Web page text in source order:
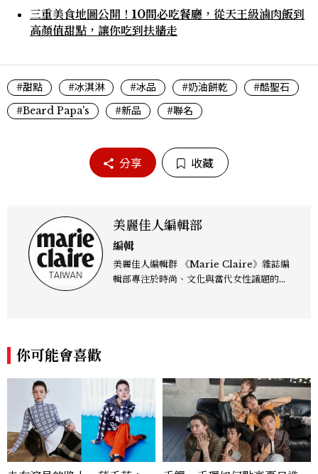
三重美食地圖公開！10間必吃餐廳，從天王級滷肉飯到
高顏值甜點，讓你吃到扶牆走
#甜點 #冰淇淋 #冰品 #奶油餅乾
#酷聖石
#Beard Papa's
#新品 #聯名
分享 收藏
美麗佳人編輯部
編輯
美麗佳人編輯群 《Marie Claire》雜誌編
輯部專注於時尚、文化與當代女性議題的深
度的內容。 《Marie Claire》始終以敏銳
視角與編輯直覺，引領讀者探索女性多元面
貌與生活品味風格的無限可能。
你可能會喜歡